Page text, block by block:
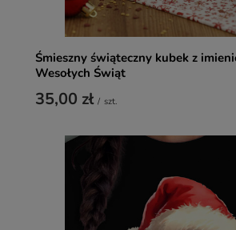
Śmieszny świąteczny kubek z
Wesołych Świąt
35,00 zł / szt.